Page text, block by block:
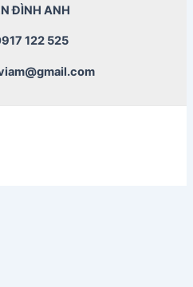
ĐÌNH ANH
122 525